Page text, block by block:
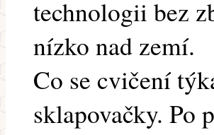
technologii bez
nízko nad zemí.
Co se cvičení
sklapovačky. Po